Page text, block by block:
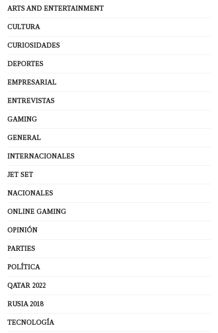
ARTS AND ENTERTAINMENT
CULTURA
CURIOSIDADES
DEPORTES
EMPRESARIAL
ENTREVISTAS
GAMING
GENERAL
INTERNACIONALES
JET SET
NACIONALES
ONLINE GAMING
OPINIÓN
PARTIES
POLÍTICA
QATAR 2022
RUSIA 2018
TECNOLOGÍA